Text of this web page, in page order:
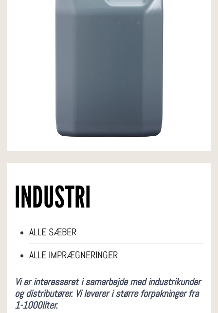
INDUSTRI
ALLE SÆBER
ALLE IMPRÆGNERINGER
Vi er interesseret i samarbejde med industrikunder
og distributører. Vi leverer i større forpakninger fra
1-1000liter.